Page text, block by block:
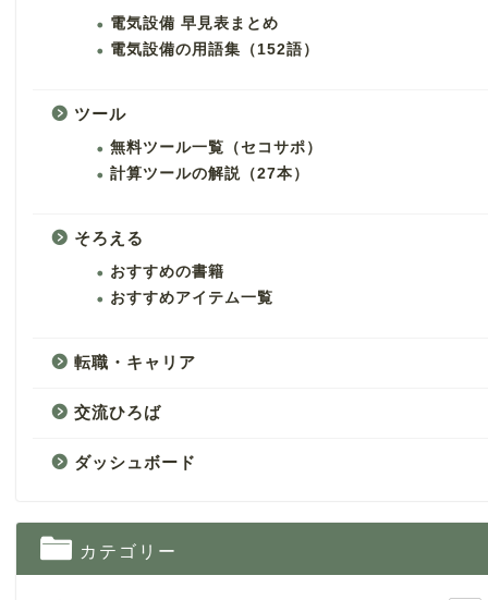
電気設備 早見表まとめ
電気設備の用語集（152語）
ツール
無料ツール一覧（セコサポ）
計算ツールの解説（27本）
そろえる
おすすめの書籍
おすすめアイテム一覧
転職・キャリア
交流ひろば
ダッシュボード
カテゴリー